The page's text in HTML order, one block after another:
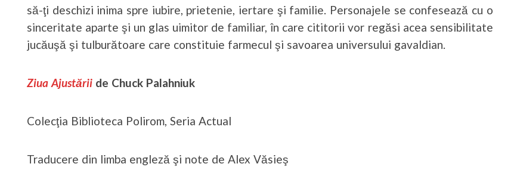
să-ţi deschizi inima spre iubire, prietenie, iertare şi familie. Personajele se confesează cu o
sinceritate aparte şi un glas uimitor de familiar, în care cititorii vor regăsi acea sensibilitate
jucăuşă şi tulburătoare care constituie farmecul şi savoarea universului gavaldian.
Ziua Ajustării de Chuck Palahniuk
Colecţia Biblioteca Polirom, Seria Actual
Traducere din limba engleză şi note de Alex Văsieş